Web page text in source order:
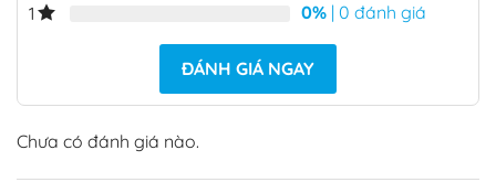
1
0% | 0 đánh giá
ĐÁNH GIÁ NGAY
Chưa có đánh giá nào.